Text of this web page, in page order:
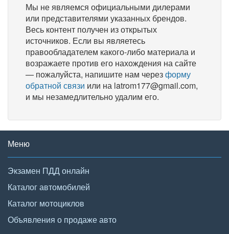
Мы не являемся официальными дилерами
или представителями указанных брендов.
Весь контент получен из открытых
источников. Если вы являетесь
правообладателем какого-либо материала и
возражаете против его нахождения на сайте
— пожалуйста, напишите нам черезформу
обратной связи или на latrom177@gmail.com,
и мы незамедлительно удалим его.
Меню
Экзамен ПДД онлайн
Каталог автомобилей
Каталог мотоциклов
Объявления о продаже авто